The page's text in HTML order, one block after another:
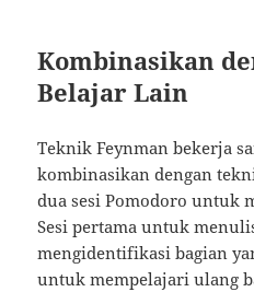
Kombinasikan
Belajar Lain
Teknik Feynman bekerja
kombinasikan dengan
dua sesi Pomodoro untuk
Sesi pertama untuk
mengidentifikasi bagian
untuk mempelajari ulang